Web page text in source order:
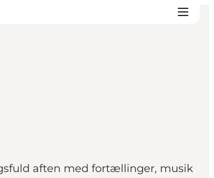
aften med fortællinger, musik